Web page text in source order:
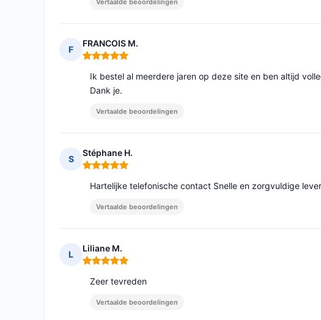
Vertaalde beoordelingen
F
FRANCOIS M.
Opmerking: 5 van 5
Ik bestel al meerdere jaren op deze site en ben altijd
Dank je.
Vertaalde beoordelingen
S
Stéphane H.
Opmerking: 5 van 5
Hartelijke telefonische contact Snelle en zorgvuldige
Vertaalde beoordelingen
L
Liliane M.
Opmerking: 5 van 5
Zeer tevreden
Vertaalde beoordelingen